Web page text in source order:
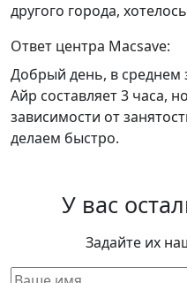
другого города,
Ответ центра Macsave:
Добрый день, в среднем
Айр составляет 3 часа,
зависимости от
делаем быстро.
У вас
Задайте их